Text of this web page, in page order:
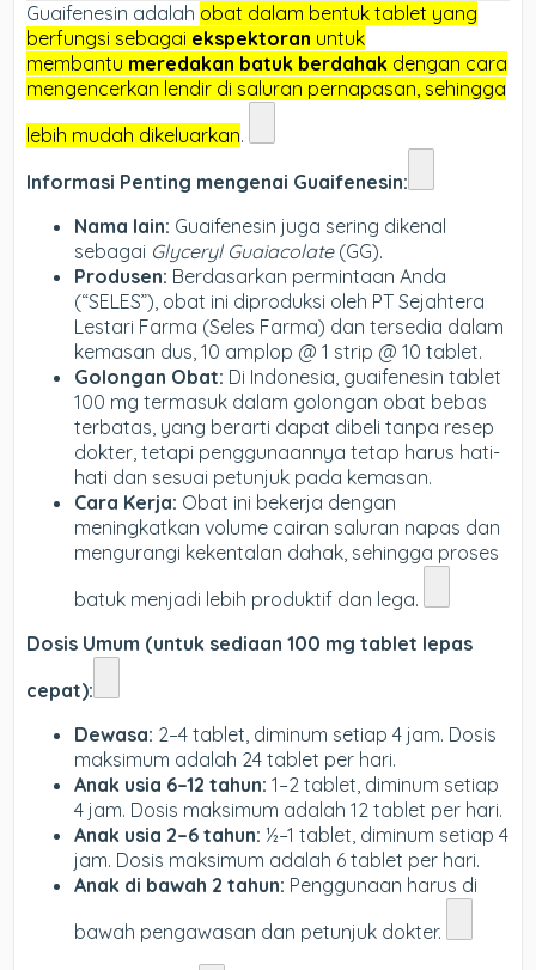
Guaifenesin adalah obat dalam bentuk tablet yang
berfungsi sebagai ekspektoran untuk
membantu meredakan batuk berdahak dengan cara
mengencerkan lendir di saluran pernapasan, sehingga
lebih mudah dikeluarkan.
Informasi Penting mengenai Guaifenesin:
Nama lain: Guaifenesin juga sering dikenal
sebagai Glyceryl Guaiacolate(GG).
Produsen: Berdasarkan permintaan Anda
(“SELES”), obat ini diproduksi oleh PT Sejahtera
Lestari Farma (Seles Farma) dan tersedia dalam
kemasan dus, 10 amplop @ 1 strip @ 10 tablet.
Golongan Obat: Di Indonesia, guaifenesin tablet
100 mg termasuk dalam golongan obat bebas
terbatas, yang berarti dapat dibeli tanpa resep
dokter, tetapi penggunaannya tetap harus hati-
hati dan sesuai petunjuk pada kemasan.
Cara Kerja: Obat ini bekerja dengan
meningkatkan volume cairan saluran napas dan
mengurangi kekentalan dahak, sehingga proses
batuk menjadi lebih produktif dan lega.
Dosis Umum (untuk sediaan 100 mg tablet lepas
cepat):
Dewasa: 2–4 tablet, diminum setiap 4 jam. Dosis
maksimum adalah 24 tablet per hari.
Anak usia 6–12 tahun: 1–2 tablet, diminum setiap
4 jam. Dosis maksimum adalah 12 tablet per hari.
Anak usia 2–6 tahun: ½–1 tablet, diminum setiap 4
jam. Dosis maksimum adalah 6 tablet per hari.
Anak di bawah 2 tahun: Penggunaan harus di
bawah pengawasan dan petunjuk dokter.